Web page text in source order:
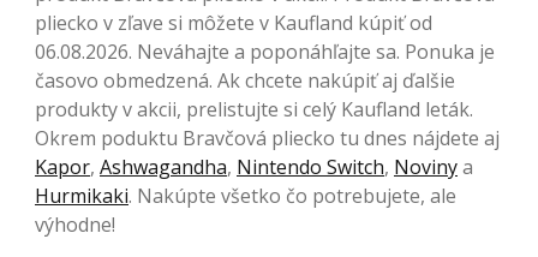
pliecko v zľave si môžete v Kaufland kúpiť od
06.08.2026. Neváhajte a poponáhľajte sa. Ponuka je
časovo obmedzená. Ak chcete nakúpiť aj ďalšie
produkty v akcii, prelistujte si celý Kaufland leták.
Okrem poduktu Bravčová pliecko tu dnes nájdete aj
Kapor, Ashwagandha, Nintendo Switch, Novinya
Hurmikaki. Nakúpte všetko čo potrebujete, ale
výhodne!